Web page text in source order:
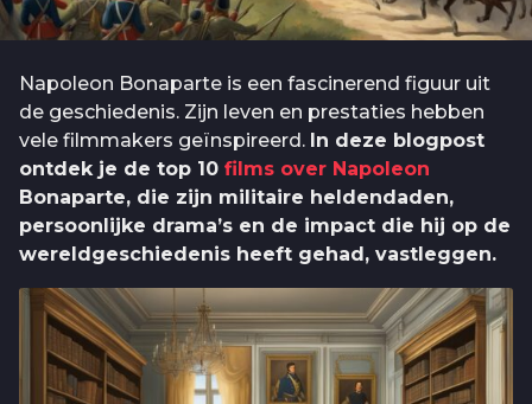
Napoleon Bonaparte is een fascinerend figuur uit
de geschiedenis. Zijn leven en prestaties hebben
vele filmmakers geïnspireerd. In deze blogpost
ontdek je de top 10 films over Napoleon
Bonaparte, die zijn militaire heldendaden,
persoonlijke drama’s en de impact die hij op de
wereldgeschiedenis heeft gehad, vastleggen.